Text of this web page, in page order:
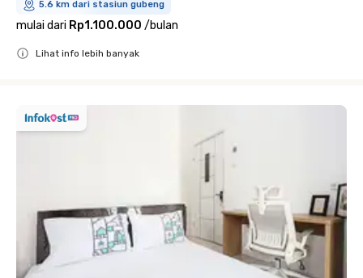
5.6 km dari stasiun gubeng
mulai dari Rp1.100.000 /bulan
Lihat info lebih banyak